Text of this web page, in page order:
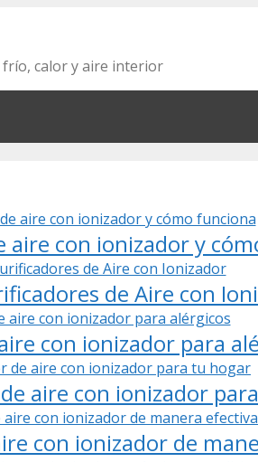
frío, calor y aire interior
aire con ionizador y
de Aire con
con ionizador para
aire con ionizador
con ionizador de